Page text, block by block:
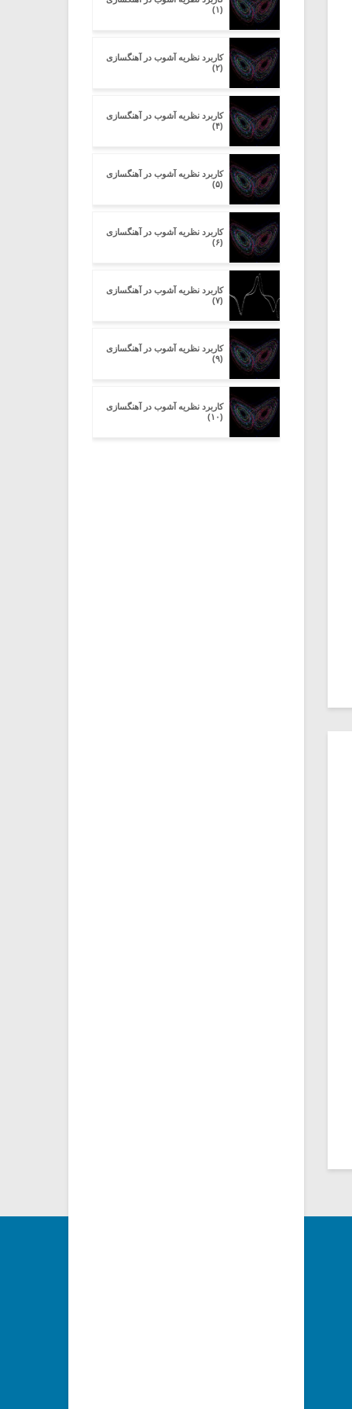
(۱)
کاربرد نظریه آشوب در آهنگسازی
(۲)
کاربرد نظریه آشوب در آهنگسازی
(۴)
کاربرد نظریه آشوب در آهنگسازی
(۵)
کاربرد نظریه آشوب در آهنگسازی
(۶)
کاربرد نظریه آشوب در آهنگسازی
(۷)
کاربرد نظریه آشوب در آهنگسازی
(۹)
کاربرد نظریه آشوب در آهنگسازی
(۱۰)